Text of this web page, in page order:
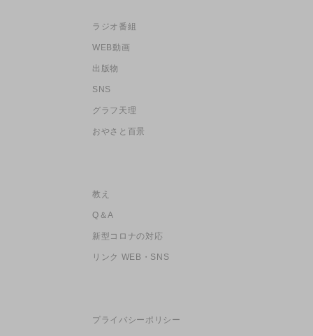
ラジオ番組
WEB動画
出版物
SNS
グラフ天理
おやさと百景
教え
Q＆A
新型コロナの対応
リンク WEB・SNS
プライバシーポリシー